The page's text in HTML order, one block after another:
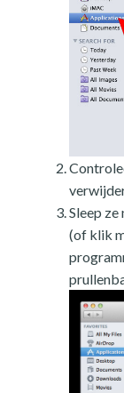
Sleep
(of klik